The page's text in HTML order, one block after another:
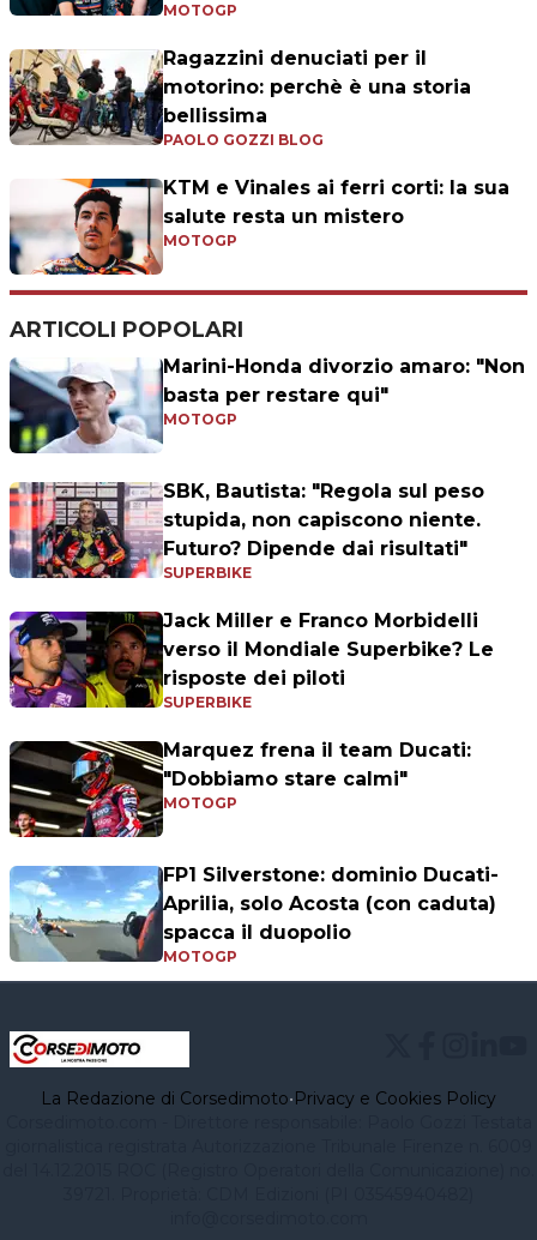
MOTOGP
Ragazzini denuciati per il
motorino: perchè è una storia
bellissima
PAOLO GOZZI BLOG
KTM e Vinales ai ferri corti: la sua
salute resta un mistero
MOTOGP
ARTICOLI POPOLARI
Marini-Honda divorzio amaro: "Non
basta per restare qui"
MOTOGP
SBK, Bautista: "Regola sul peso
stupida, non capiscono niente.
Futuro? Dipende dai risultati"
SUPERBIKE
Jack Miller e Franco Morbidelli
verso il Mondiale Superbike? Le
risposte dei piloti
SUPERBIKE
Marquez frena il team Ducati:
"Dobbiamo stare calmi"
MOTOGP
FP1 Silverstone: dominio Ducati-
Aprilia, solo Acosta (con caduta)
spacca il duopolio
MOTOGP
La Redazione di Corsedimoto•Privacy e Cookies Policy